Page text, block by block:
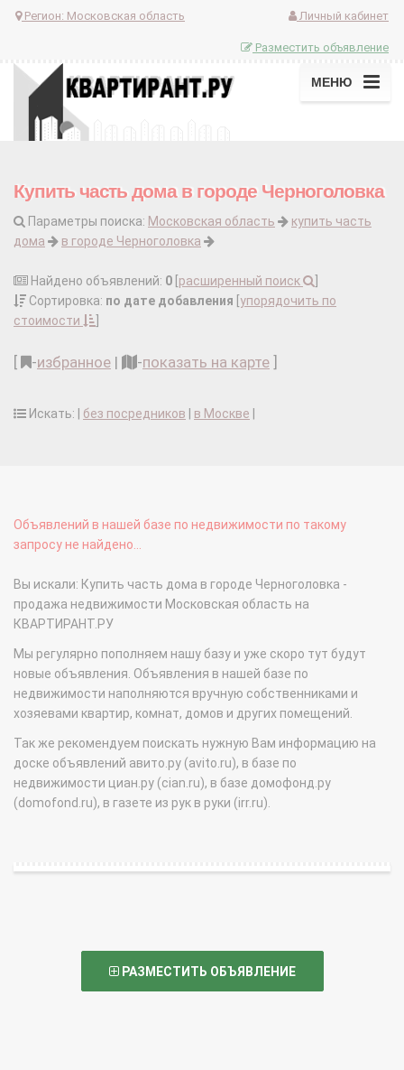
Регион: Московская область Личный кабинет
Разместить объявление
МЕНЮ
Купить часть дома в городе Черноголовка
Параметры поиска: Московская область
купить часть
дома
в городе Черноголовка
Найдено объявлений: 0 расширенный поиск
Сортировка: по дате добавления упорядочить по
стоимости
-избранное | -показать на карте
Искать: | без посредников в Москве
Объявлений в нашей базе по недвижимости по такому
запросу не найдено...
Вы искали: Купить часть дома в городе Черноголовка -
продажа недвижимости Московская область на
КВАРТИРАНТ.РУ
Мы регулярно пополняем нашу базу и уже скоро тут будут
новые объявления. Объявления в нашей базе по
недвижимости наполняются вручную собственниками и
хозяевами квартир, комнат, домов и других помещений.
Так же рекомендуем поискать нужную Вам информацию на
доске объявлений авито.ру (avito.ru), в базе по
недвижимости циан.ру (cian.ru), в базе домофонд.ру
(domofond.ru), в газете из рук в руки (irr.ru).
РАЗМЕСТИТЬ ОБЪЯВЛЕНИЕ